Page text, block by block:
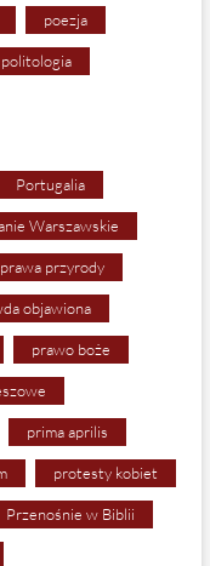
poezja
politologia
Portugalia
Warszawskie
prawa przyrody
objawiona
prawo boże
prima aprilis
protesty kobiet
Przenośnie w Biblii